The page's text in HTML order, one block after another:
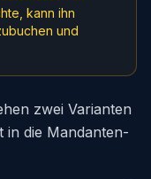
kann ihn
und
zwei Varianten
in die Mandanten-